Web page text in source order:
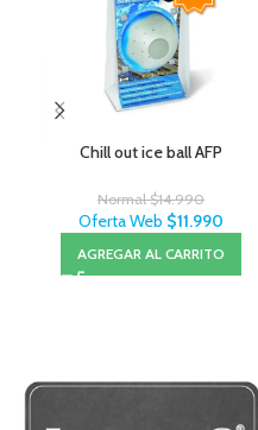
Chill out ice ball AFP
Normal$14.990
Oferta Web $11.990
AGREGAR AL CARRITO